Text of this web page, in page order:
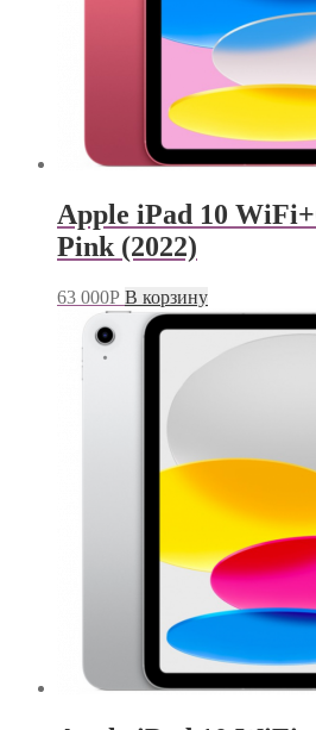
Apple iPad 10
Pink (2022)
63 000Р В корзину